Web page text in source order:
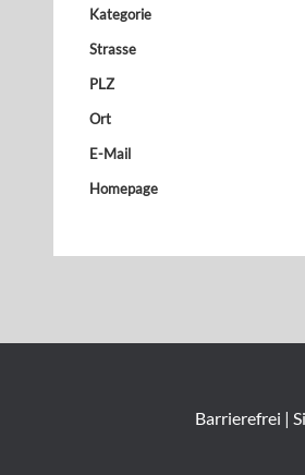
Kategorie
Strasse
PLZ
Ort
E-Mail
Homepage
Barrierefrei |